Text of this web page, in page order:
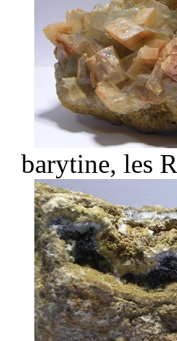
barytine, les